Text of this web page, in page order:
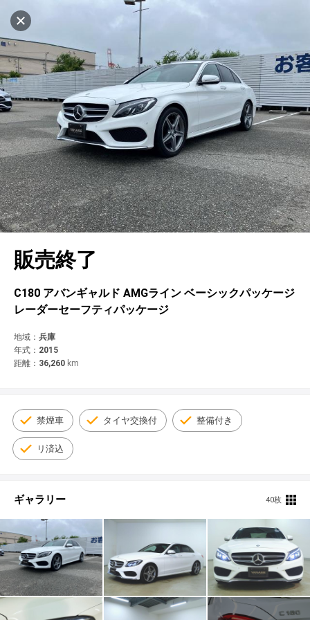
車を探す
中古車検索
販売店検索
エリア別最新ニュース
品質と保証
ローン・リース
自動車保険
カタログ情報
アカウント
ログイン
マイアカウント
マイリスト
保存した検索条件
問合せ履歴
アカウントの確認・編集
アフターサービス
アフターサービス
車検／定期点検
コーティング
タイヤ交換
ボディ修理
企業情報
企業概要
業績決算情報
プレスリリース
ヤナセの歴史
女性活躍・次世代育成
リンク
メルセデス・ベンツ認定中古車
BMW認定中古車
フォルクスワーゲン認定中古車
ポルシェ認定中古車
新車情報
プライバシーポリシー ソーシャルメディアポリシー
利用規約 会社概要
金融商品の勧誘方針
© 2021 YANASE & CO.,LTD. ALL RIGHTS RESERVED.
販売終了
C180 アバンギャルド AMGライン ベーシックパッケージ
レーダーセーフティパッケージ
地域： 兵庫
年式： 2015
距離： 36,260 km
禁煙車 タイヤ交換付 整備付き
リ済込
ギャラリー 40枚
電話で問い合わせ
キャンセル
ヤナセ ブランドスクエア神戸ポートアイラン
ド
販売店情報
地図を見る
在庫一覧
キャンセル